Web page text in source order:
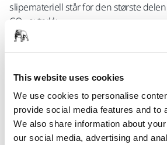
This website uses cookies
We use cookies to personalise
provide social media features and to
We also share information about
our social media, advertising and
slipemateriell står for den største
CO
-avtrykk.
- Den sirkulære håndteringen av
gå fra ubrukte slipekorn til brukt
Mats Sundell.
Mirka har forpliktet seg til å fremme en
av Mirkas bærekraftsmål er å oppnå